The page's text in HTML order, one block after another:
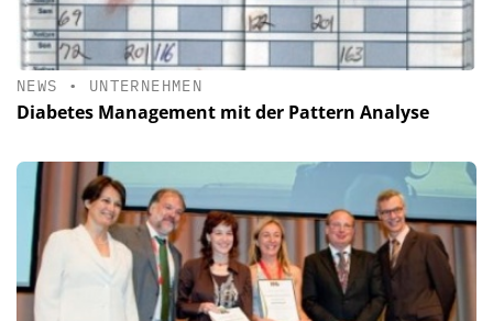
NEWS • UNTERNEHMEN
Diabetes Management mit der Pattern Analyse